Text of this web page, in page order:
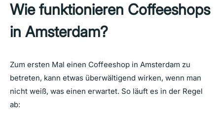
Wie funktionieren Coffeeshops
in Amsterdam?
Zum ersten Mal einen Coffeeshop in Amsterdam zu
betreten, kann etwas überwältigend wirken, wenn man
nicht weiß, was einen erwartet. So läuft es in der Regel
ab: